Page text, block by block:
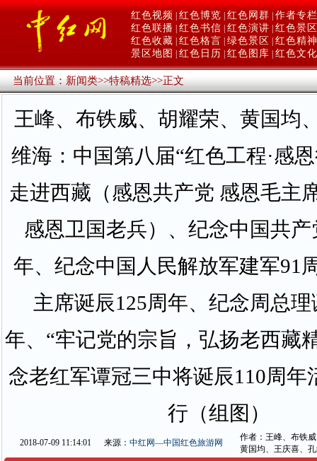
红色视频 红色博览 红色网群 作者专栏
红色联播 红色书信 红色演讲 红色景区
红色收藏 红色格言 绿色景区
红色精神
景区地图
红色日历 红色图库 红色文化
当前位置：新闻类>>特稿精选>>正文
王峰、布铁威、胡耀荣、黄国均
维海：中国第八届“红色工程·感
走进西藏（感恩共产党 感恩毛主
感恩卫国老兵）、纪念中国共产
年、纪念中国人民解放军建军91
主席诞辰125周年、纪念周总理
年、“牢记党的宗旨，弘扬老西藏
念老红军谭冠三中将诞辰110周年
行（组图）
2018-07-09 11:14:01 来源： 中红网—中国红色旅游网
作者：王峰、布铁
黄国均、王庆喜、